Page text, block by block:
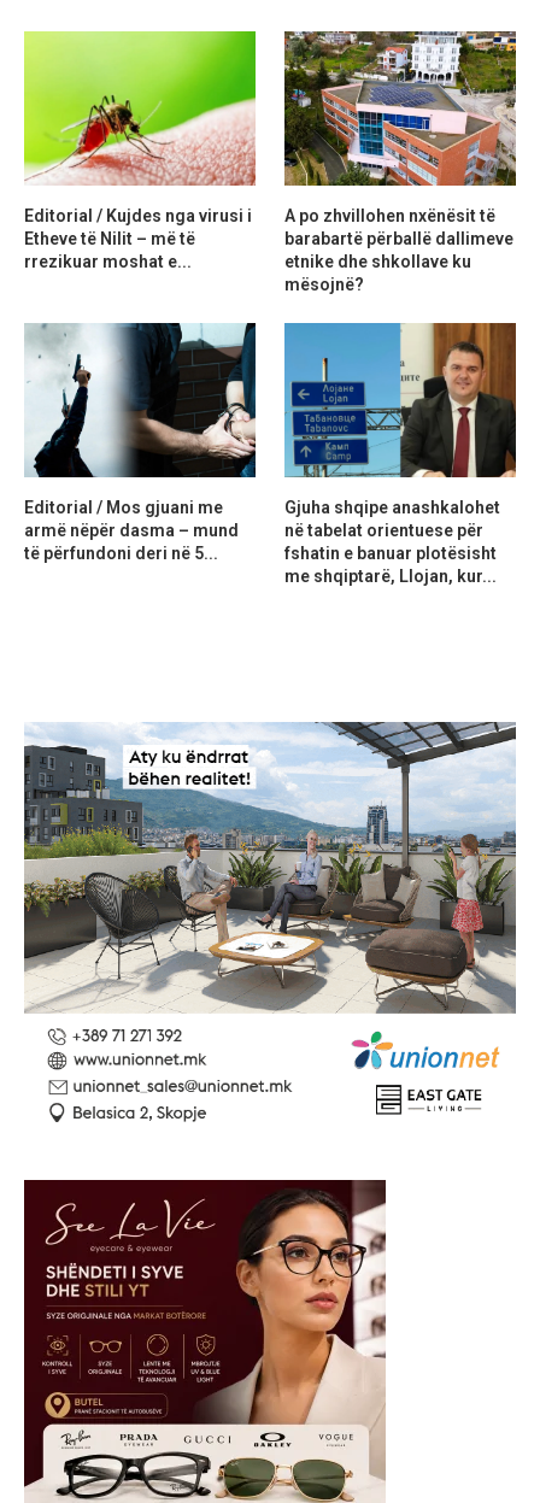
Editorial / Kujdes nga virusi i
Etheve të Nilit – më të
rrezikuar moshat e...
A po zhvillohen nxënësit të
barabartë përballë dallimeve
etnike dhe shkollave ku
mësojnë?
Editorial / Mos gjuani me
armë nëpër dasma – mund
të përfundoni deri në 5...
Gjuha shqipe anashkalohet
në tabelat orientuese për
fshatin e banuar plotësisht
me shqiptarë, Llojan, kur...